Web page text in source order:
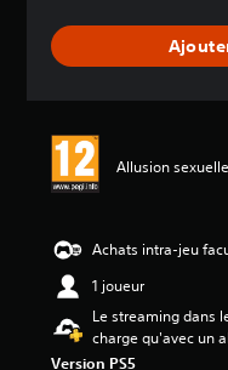
n
e
a
i
:
9
Allusion
Achats intra-jeu
1 joueur
Le streaming dans
charge qu'avec un
Version PS5